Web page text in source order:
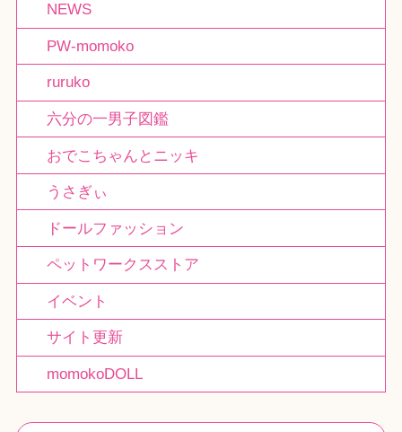
NEWS
PW-momoko
ruruko
六分の一男子図鑑
おでこちゃんとニッキ
うさぎぃ
ドールファッション
ペットワークスストア
イベント
サイト更新
momokoDOLL